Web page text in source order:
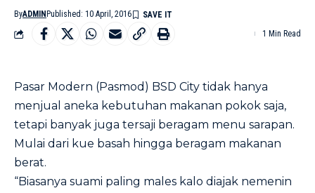
ByADMIN Published: 10 April, 2016
1 Min Read
Pasar Modern (Pasmod) BSD City tidak hanya
menjual aneka kebutuhan makanan pokok saja,
tetapi banyak juga tersaji beragam menu sarapan.
Mulai dari kue basah hingga beragam makanan
berat.
“Biasanya suami paling males kalo diajak nemenin